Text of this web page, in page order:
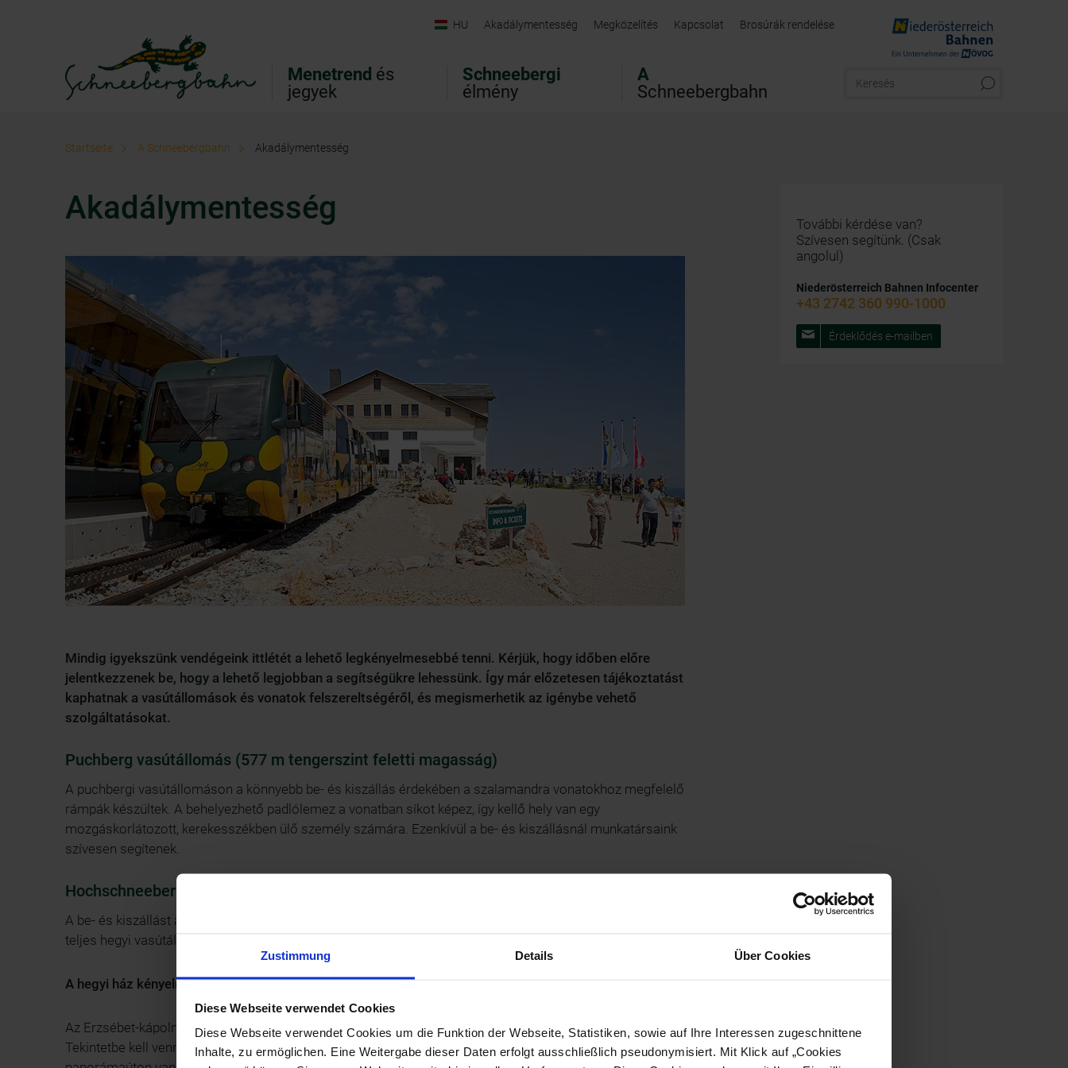
Zustimmung Details Über Cookies
Diese Webseite verwendet Cookies
Diese Webseite verwendet Cookies um die Funktion der Webseite, Statistiken, sowie auf Ihre Interessen zugeschnittene
Inhalte, zu ermöglichen. Eine Weitergabe dieser Daten erfolgt ausschließlich pseudonymisiert. Mit Klick auf „Cookies
Menetrend és
jegyek
Schneebergi
élmény
A
Schneebergbahn
HU Akadálymentesség Megközelítés Kapcsolat Brosúrák rendelése
Startseite A Schneebergbahn Akadálymentesség
Akadálymentesség
Mindig igyekszünk vendégeink ittlétét a lehető legkényelmesebbé tenni. Kérjük, hogy időben előre
jelentkezzenek be, hogy a lehető legjobban a segítségükre lehessünk. Így már előzetesen tájékoztatást
kaphatnak a vasútállomások és vonatok felszereltségéről, és megismerhetik az igénybe vehető
szolgáltatásokat.
Puchberg vasútállomás (577 m tengerszint feletti magasság)
A puchbergi vasútállomáson a könnyebb be- és kiszállás érdekében a szalamandra vonatokhoz megfelelő
rámpák készültek. A behelyezhető padlólemez a vonatban síkot képez, így kellő hely van egy
mozgáskorlátozott, kerekesszékben ülő személy számára. Ezenkívül a be- és kiszállásnál munkatársaink
szívesen segítenek.
Hochschneeberg hegyi vasútállomás (1800 m tengerszint feletti magasság)
A be- és kiszállást a Hochschneeberg hegyi vasútállomáson is rámpák és munkatársaink könnyítik meg. A
teljes hegyi vasútállomás akadálymentesen használható.
A hegyi ház kényelmesen elérhető az ajándéküzleten átvezető rámpán.
Az Erzsébet-kápolnához, a kaleidoszkóphoz és a legmagasabban fekvő „VOKA” galériához vezető út sík.
Tekintetbe kell venni azonban, hogy az utat durva szemű kavics borítja. A „Paradicsomi látvány”
További kérdése van?
Szívesen segítünk. (Csak
angolul)
Niederösterreich Bahnen Infocenter
+43 2742 360 990-1000
Érdeklődés e-mailben